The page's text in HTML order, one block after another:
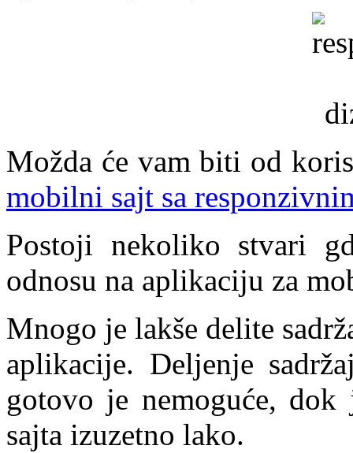
Možda će vam biti od
mobilni sajt sa
Postoji nekoliko stvari
odnosu na aplikaciju za
Mnogo je lakše delite
aplikacije. Deljenje
gotovo je nemoguće, dok
sajta izuzetno lako.